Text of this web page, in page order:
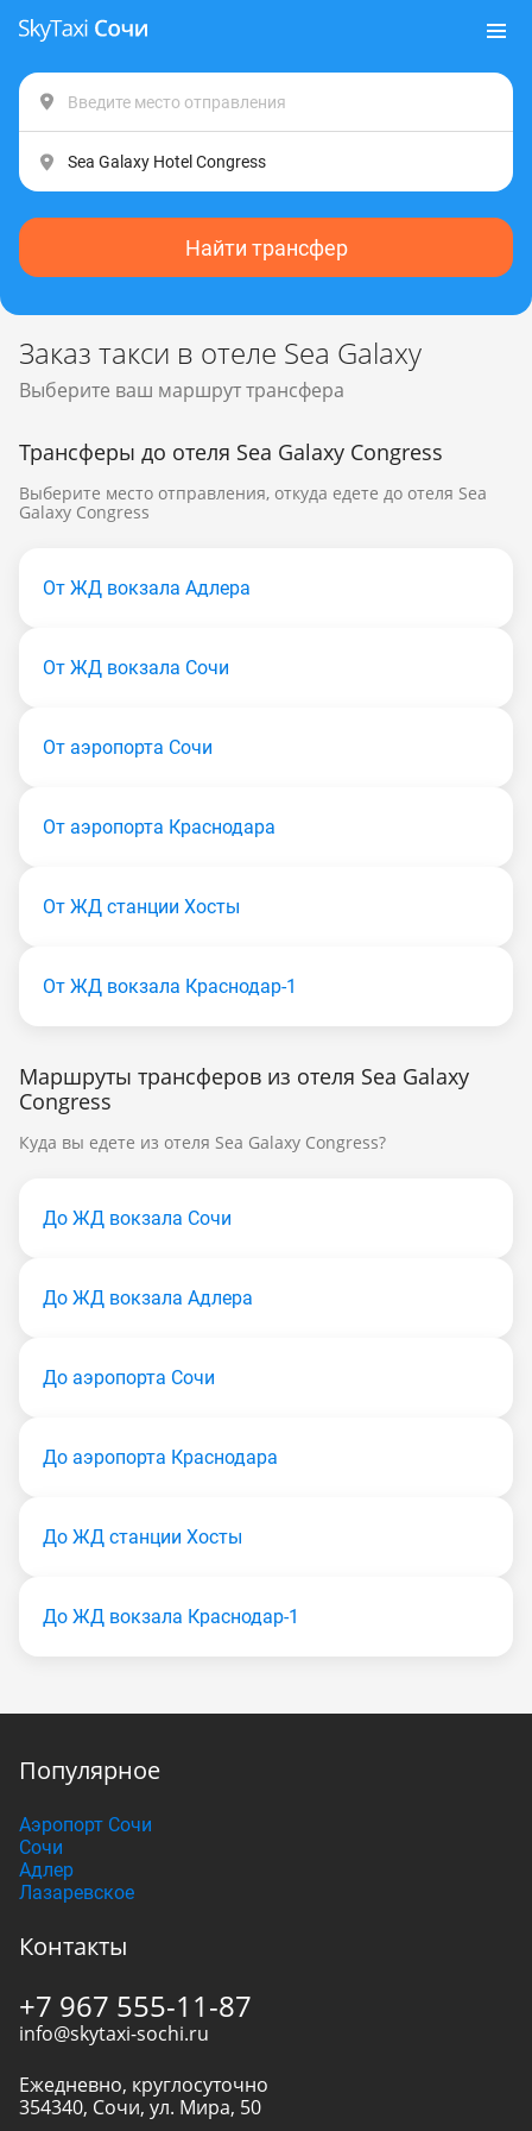
Найти трансфер
Заказ такси в отеле Sea Galaxy
Выберите ваш маршрут трансфера
Трансферы до отеля Sea Galaxy Congress
Выберите место отправления, откуда едете до отеля Sea
Galaxy Congress
От ЖД вокзала Адлера
От ЖД вокзала Сочи
От аэропорта Сочи
От аэропорта Краснодара
От ЖД станции Хосты
От ЖД вокзала Краснодар-1
Маршруты трансферов из отеля Sea Galaxy
Congress
Куда вы едете из отеля Sea Galaxy Congress?
До ЖД вокзала Сочи
До ЖД вокзала Адлера
До аэропорта Сочи
До аэропорта Краснодара
До ЖД станции Хосты
До ЖД вокзала Краснодар-1
Популярное
Аэропорт Сочи
Сочи
Адлер
Лазаревское
Контакты
+7 967 555-11-87
info@skytaxi-sochi.ru
Ежедневно, круглосуточно
354340, Сочи, ул. Мира, 50